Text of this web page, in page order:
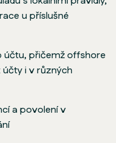
u příslušné
účtu, přičemž offshore
i v různých
a povolení v